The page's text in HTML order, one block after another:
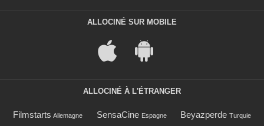
ALLOCINÉ SUR MOBILE
ALLOCINÉ À L'ÉTRANGER
Filmstarts Allemagne SensaCine Espagne Beyazperde Turquie